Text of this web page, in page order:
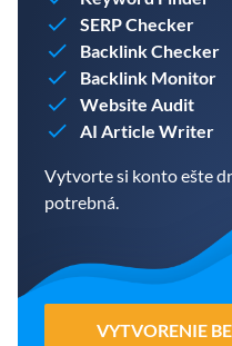
SERP Checker
Backlink Checker
Backlink Monitor
Website Audit
AI Article Writer
Vytvorte si konto ešte
potrebná.
VYTVORENIE